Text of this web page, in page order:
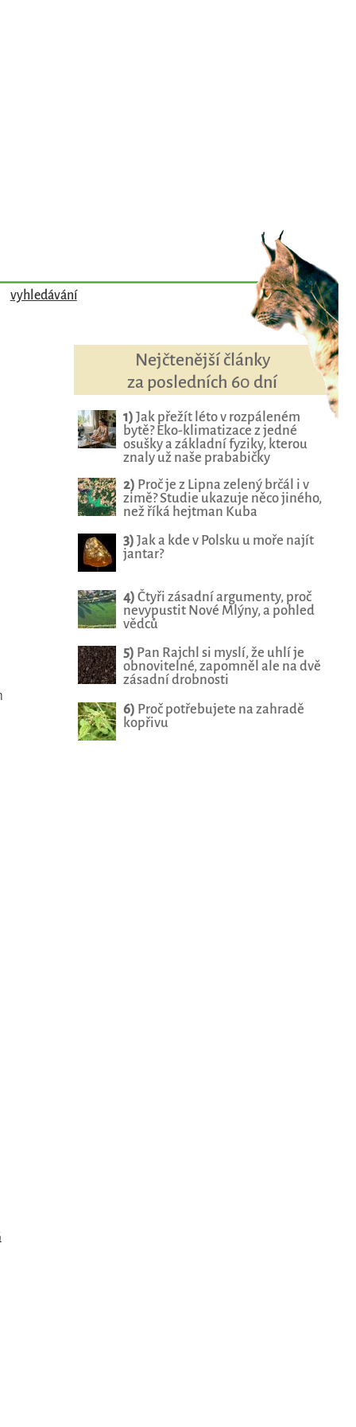
vyhledávání
Nejčtenější články
za posledních 60 dní
1) Jak přežít léto v rozpáleném
bytě? Eko-klimatizace z jedné
osušky a základní fyziky, kterou
znaly už naše prababičky
2) Proč je z Lipna zelený brčál i v
zimě? Studie ukazuje něco jiného,
než říká hejtman Kuba
3) Jak a kde v Polsku u moře najít
jantar?
4) Čtyři zásadní argumenty, proč
nevypustit Nové Mlýny, a pohled
vědců
5) Pan Rajchl si myslí, že uhlí je
obnovitelné, zapomněl ale na dvě
zásadní drobnosti
6) Proč potřebujete na zahradě
kopřivu